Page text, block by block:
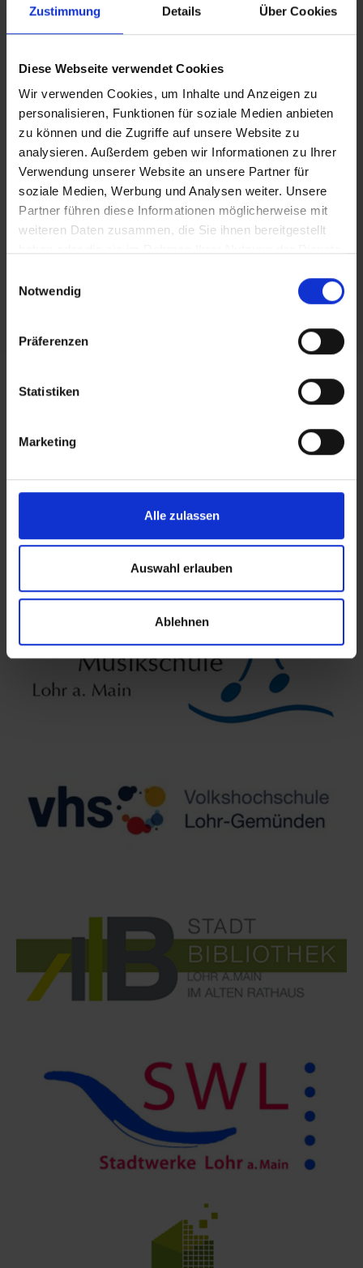
Zustimmung Details Über Cookies
Diese Webseite verwendet Cookies
Wir verwenden Cookies, um Inhalte und Anzeigen zu
personalisieren, Funktionen für soziale Medien anbieten
zu können und die Zugriffe auf unsere Website zu
analysieren. Außerdem geben wir Informationen zu Ihrer
Verwendung unserer Website an unsere Partner für
soziale Medien, Werbung und Analysen weiter. Unsere
Partner führen diese Informationen möglicherweise mit
weiteren Daten zusammen, die Sie ihnen bereitgestellt
Notwendig
Präferenzen
Statistiken
Marketing
Alle zulassen
Auswahl erlauben
Ablehnen
08.08.2026
Bayersturm geöffnet
Den schönsten Blick auf Lohr genießen Sie, wenn Sie die
08.08.2026
Offene Stadtführung durch die Lohrer Altstadt
Geführter Rundgang durch die historische Lohrer
Altstadt. Spannende Einblicke in Geschichte und
Sehenswürdigkeiten. Keine Anmeldung erforderlich.
Weitere Links